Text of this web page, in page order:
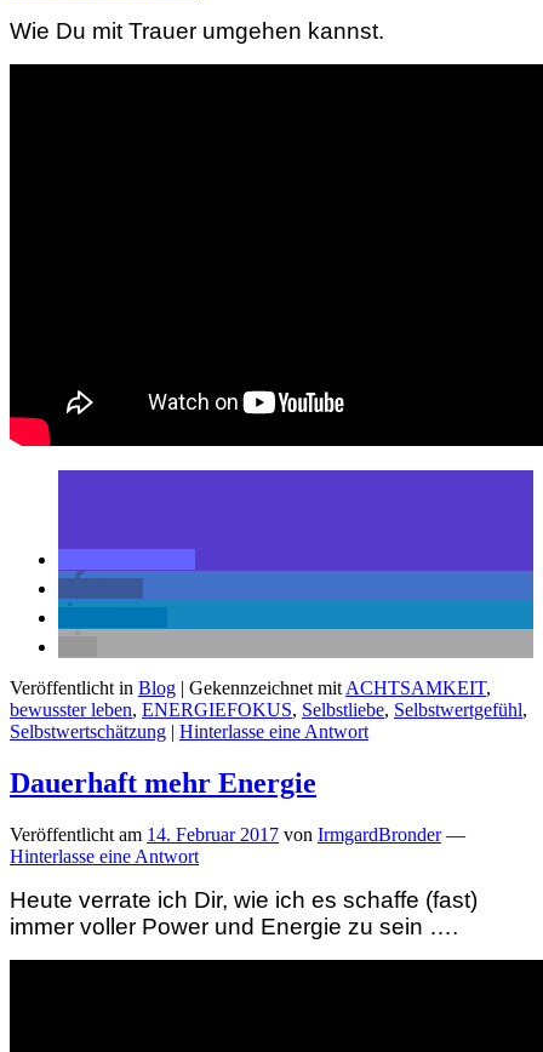
Wie Du mit Trauer umgehen kannst.
Veröffentlicht in Blog | Gekennzeichnet mit ACHTSAMKEIT,
bewusster leben, ENERGIEFOKUS, Selbstliebe, Selbstwertgefühl,
Selbstwertschätzung | Hinterlasse eine Antwort
Dauerhaft mehr Energie
Veröffentlicht am 14. Februar 2017 von IrmgardBronder —
Hinterlasse eine Antwort
Heute verrate ich Dir, wie ich es schaffe (fast)
immer voller Power und Energie zu sein ….